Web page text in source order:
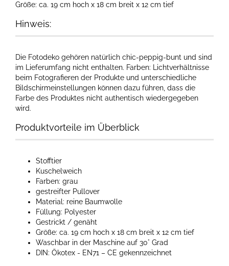
Größe: ca. 19 cm hoch x 18 cm breit x 12 cm tief
Hinweis:
Die Fotodeko gehören natürlich chic-peppig-bunt und sind
im Lieferumfang nicht enthalten. Farben: Lichtverhältnisse
beim Fotografieren der Produkte und unterschiedliche
Bildschirmeinstellungen können dazu führen, dass die
Farbe des Produktes nicht authentisch wiedergegeben
wird.​
Produktvorteile im Überblick
Stofftier
Kuschelweich
Farben: grau
gestreifter Pullover
Material: reine Baumwolle
Füllung: Polyester
Gestrickt / genäht
Größe: ca. 19 cm hoch x 18 cm breit x 12 cm tief
Waschbar in der Maschine auf 30° Grad
DIN: Ökotex - EN71 – CE gekennzeichnet